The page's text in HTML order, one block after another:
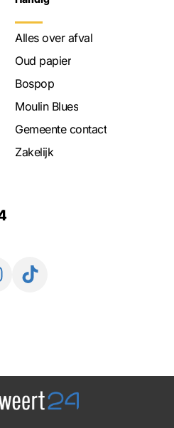
Alles over afval
Oud papier
Bospop
Moulin Blues
Gemeente contact
Zakelijk